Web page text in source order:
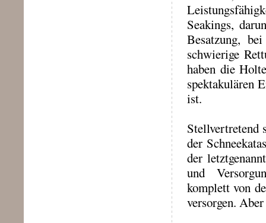
Seakings,
Besatzung,
schwierige
haben die
spektakulären
ist.
Stellvertretend
der
der
und
komplett von
versorgen.